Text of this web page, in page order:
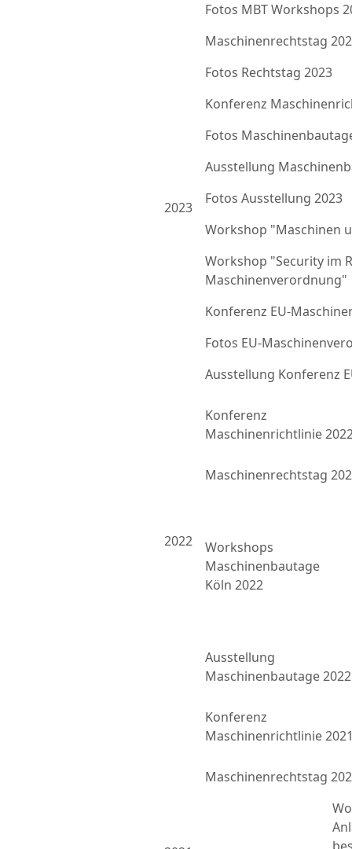
Fotos MBT Workshops
2023
Maschinenrechtstag
Fotos Rechtstag 2023
Konferenz
Fotos
Ausstellung
Fotos Ausstellung 2023
Workshop "Maschinen
Workshop "Security im
Maschinenverordnung"
Konferenz EU-
Fotos EU-
Ausstellung Konferenz
2022
Konferenz
Maschinenrichtlinie
Maschinenrechtstag
Workshops
Maschinenbautage
Köln 2022
Ausstellung
Maschinenbautage 2022
Konferenz
Maschinenrichtlinie
Maschinenrechtstag